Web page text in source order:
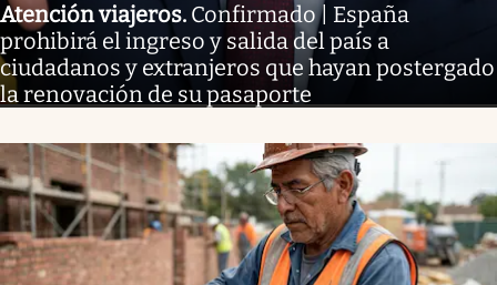
Atención viajeros. Confirmado | España
prohibirá el ingreso y salida del país a
ciudadanos y extranjeros que hayan postergado
la renovación de su pasaporte